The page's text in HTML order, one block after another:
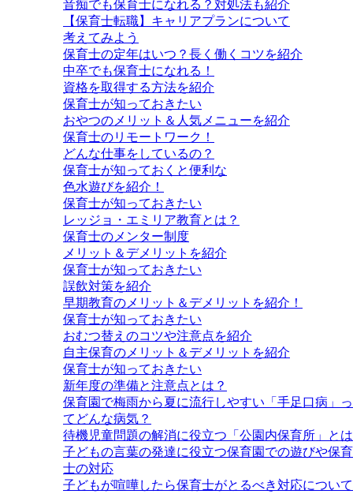
音痴でも保育士になれる？対処法も紹介
【保育士転職】キャリアプランについて
考えてみよう
保育士の定年はいつ？長く働くコツを紹介
中卒でも保育士になれる！
資格を取得する方法を紹介
保育士が知っておきたい
おやつのメリット＆人気メニューを紹介
保育士のリモートワーク！
どんな仕事をしているの？
保育士が知っておくと便利な
色水遊びを紹介！
保育士が知っておきたい
レッジョ・エミリア教育とは？
保育士のメンター制度
メリット＆デメリットを紹介
保育士が知っておきたい
誤飲対策を紹介
早期教育のメリット＆デメリットを紹介！
保育士が知っておきたい
おむつ替えのコツや注意点を紹介
自主保育のメリット＆デメリットを紹介
保育士が知っておきたい
新年度の準備と注意点とは？
保育園で梅雨から夏に流行しやすい「手足口病」っ
てどんな病気？
待機児童問題の解消に役立つ「公園内保育所」とは
子どもの言葉の発達に役立つ保育園での遊びや保育
士の対応
子どもが喧嘩したら保育士がとるべき対応について